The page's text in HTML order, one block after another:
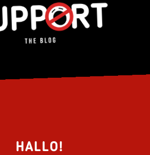
HALLO!